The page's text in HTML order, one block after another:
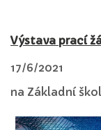
Výstava prací
17/6/2021
na Základní